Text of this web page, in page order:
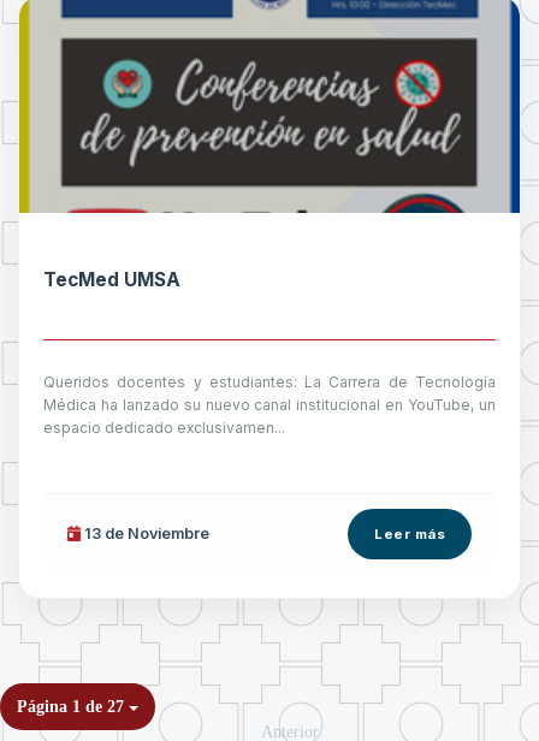
TecMed UMSA
Queridos docentes y estudiantes: La Carrera de Tecnología
Médica ha lanzado su nuevo canal institucional en YouTube, un
espacio dedicado exclusivamen...
13 de Noviembre Leer más
Página 1 de 27
Anterior